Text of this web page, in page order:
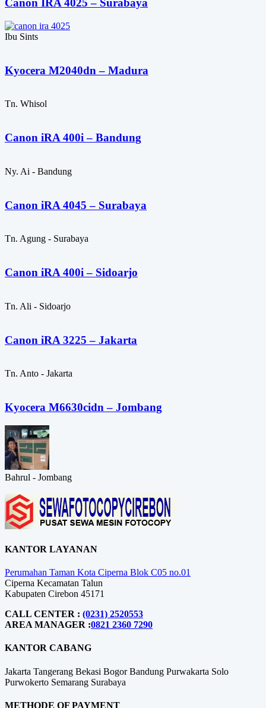
Canon IRA 4025 – Surabaya
Ibu Sints
Kyocera M2040dn – Madura
Tn. Whisol
Canon iRA 400i – Bandung
Ny. Ai - Bandung
Canon iRA 4045 – Surabaya
Tn. Agung - Surabaya
Canon iRA 400i – Sidoarjo
Tn. Ali - Sidoarjo
Canon iRA 3225 – Jakarta
Tn. Anto - Jakarta
Kyocera M6630cidn – Jombang
Bahrul - Jombang
KANTOR LAYANAN
Perumahan Taman Kota Ciperna Blok C05 no.01
Ciperna Kecamatan Talun
Kabupaten Cirebon 45171
CALL CENTER : (0231) 2520553
AREA MANAGER :0821 2360 7290
KANTOR CABANG
Jakarta Tangerang Bekasi BogorBandung Purwakarta Solo
Purwokerto Semarang Surabaya
METHODE OF PAYMENT